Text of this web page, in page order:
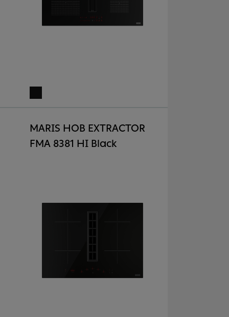
MARIS HOB EXTRACTOR
FMA 8381 HI Black